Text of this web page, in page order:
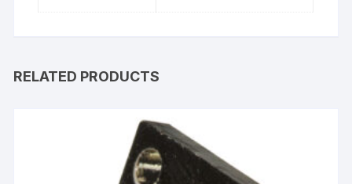
RELATED PRODUCTS